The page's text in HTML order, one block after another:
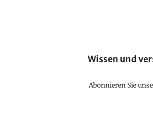
Wissen und
Abonnieren Sie